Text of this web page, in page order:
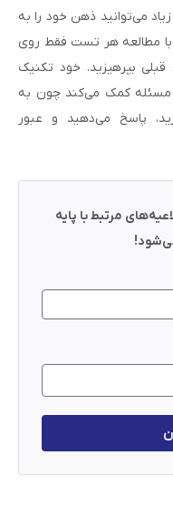
می‌توانید ذهن خود را به
مطالعه هر تست فقط روی
بپرهیزید. خود تکنیک
مسئله کمک می‌کند چون به
پاسخ می‌دهید و عبور
مرتبط با پایه